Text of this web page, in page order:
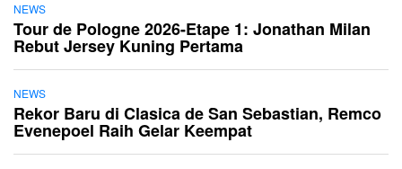
NEWS
Tour de Pologne 2026-Etape 1: Jonathan Milan
Rebut Jersey Kuning Pertama
NEWS
Rekor Baru di Clasica de San Sebastian, Remco
Evenepoel Raih Gelar Keempat